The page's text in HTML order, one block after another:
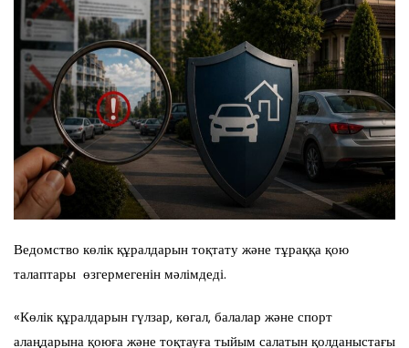
Ведомство көлік құралдарын тоқтату және тұраққа қою
талаптары өзгермегенін мәлімдеді.
«Көлік құралдарын гүлзар, көгал, балалар және спорт
алаңдарына қоюға және тоқтауға тыйым салатын қолданыстағы